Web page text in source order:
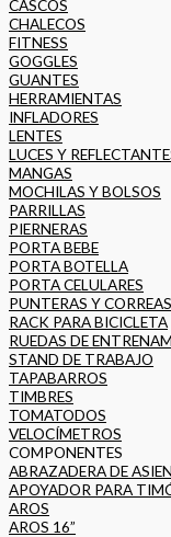
CASCOS
CHALECOS
FITNESS
GOGGLES
GUANTES
HERRAMIENTAS
INFLADORES
LENTES
LUCES Y
MANGAS
MOCHILAS Y BOLSOS
PARRILLAS
PIERNERAS
PORTA BEBE
PORTA BOTELLA
PORTA CELULARES
PUNTERAS Y CORREAS
RACK PARA BICICLETA
RUEDAS DE
STAND DE TRABAJO
TAPABARROS
TIMBRES
TOMATODOS
VELOCÍMETROS
COMPONENTES
ABRAZADERA DE
APOYADOR PARA
AROS
AROS 16”